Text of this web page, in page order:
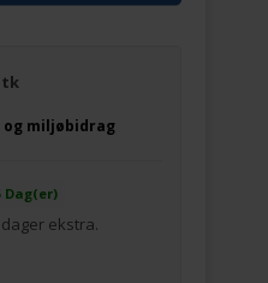
og miljøbidrag
Dag(er)
ekstra.